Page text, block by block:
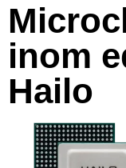
inom
Hailo